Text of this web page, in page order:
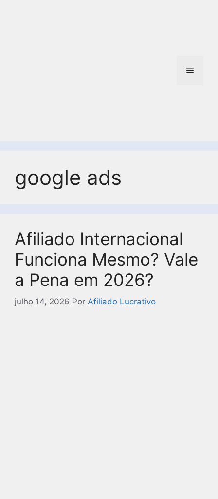
google ads
Afiliado Internacional
Funciona Mesmo? Vale
a Pena em 2026?
julho 14, 2026 Por Afiliado Lucrativo